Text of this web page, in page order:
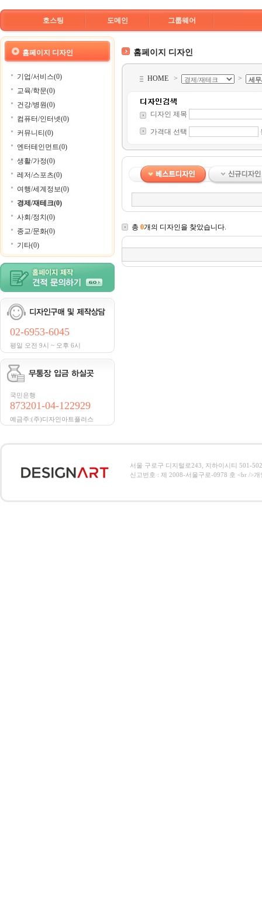
호스팅 도메인 그룹웨어
홈페이지 디자인
기업/서비스(0)
교육/학문(0)
건강/병원(0)
컴퓨터/인터넷(0)
커뮤니티(0)
엔터테인먼트(0)
생활/가정(0)
레저/스포츠(0)
여행/세계정보(0)
경제/재테크(0)
사회/정치(0)
종교/문화(0)
기타(0)
02-6953-6045
평일 오전 9시 ~ 오후 6시
국민은행
873201-04-122929
예금주:(주)디자인아트플러스
홈페이지 디자인
HOME > >
디자인 제목
가격대 선택
총 0개의 디자인을 찾았습니다.
서울 구로구 디지털로243, 지하이시티 501-
신고번호 : 제 2008-서울구로-0978 호 <br />